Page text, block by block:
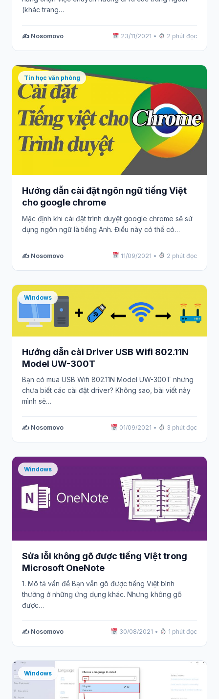
(khác trang…
✍️ Nosomovo 23/11/2021 • 2 phút đọc
Tin học văn phòng
Hướng dẫn cài đặt ngôn ngữ tiếng Việt
cho google chrome
Mặc định khi cài đặt trình duyệt google chrome sẽ sử
dụng ngôn ngữ là tiếng Anh. Điều này có thể có…
✍️ Nosomovo 11/09/2021 • 2 phút đọc
Windows
Hướng dẫn cài Driver USB Wifi 802.11N
Model UW-300T
Bạn có mua USB Wifi 802.11N Model UW-300T nhưng
chưa biết các cài đặt driver? Không sao, bài viết này
mình sẽ…
✍️ Nosomovo 01/09/2021 • 3 phút đọc
Windows
Sửa lỗi không gõ được tiếng Việt trong
Microsoft OneNote
1. Mô tả vấn đề Bạn vẫn gõ được tiếng Việt bình
thường ở những ứng dụng khác. Nhưng không gõ
được…
✍️ Nosomovo 30/08/2021 • 1 phút đọc
Windows